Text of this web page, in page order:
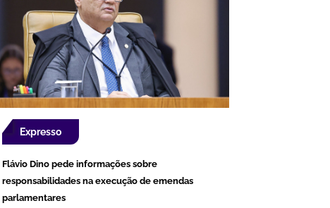
Expresso
Flávio Dino pede informações sobre
responsabilidades na execução de emendas
parlamentares